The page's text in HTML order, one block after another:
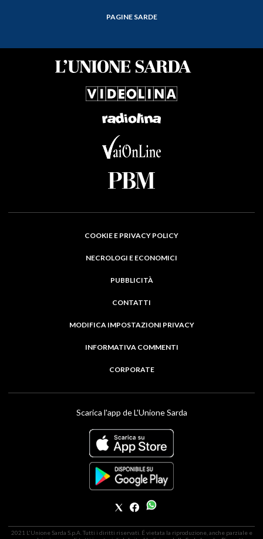
PAGINE SARDE
COOKIE E PRIVACY POLICY
NECROLOGI E ECONOMICI
PUBBLICITÀ
CONTATTI
MODIFICA IMPOSTAZIONI PRIVACY
INFORMATIVA COMMENTI
CORPORATE
Scarica l'app de L'Unione Sarda
2021 L'Unione Sarda S.p.A. Tutti i diritti riservati. É vietata la riproduzione, anche parziale e